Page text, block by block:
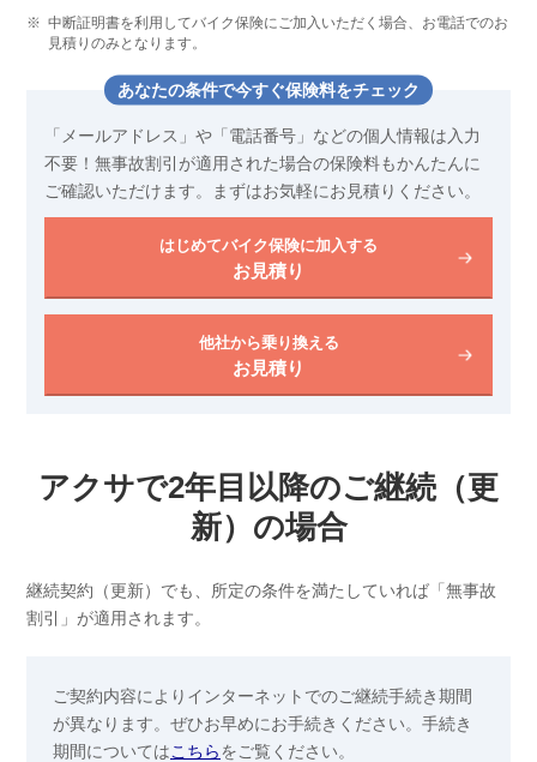
※ 中断証明書を利用してバイク保険にご加入いただく場合、お電話でのお
見積りのみとなります。
あなたの条件で今すぐ保険料をチェック
「メールアドレス」や「電話番号」などの個人情報は入力
不要！ 無事故割引が適用された場合の保険料もかんたんに
ご確認いただけます。
まずはお気軽にお見積りください。
はじめてバイク保険に加入する
お見積り
他社から乗り換える
お見積り
アクサで2年目以降のご継続（更
新）の場合
継続契約（更新）でも、所定の条件を満たしていれば「無事故
割引」が適用されます。
ご契約内容によりインターネットでのご継続手続き期間
が異なります。ぜひお早めにお手続きください。 手続き
期間についてはこちらをご覧ください。